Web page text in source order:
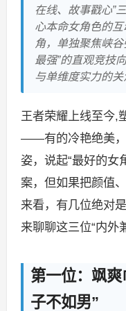
在线、故事戳心”
心本命女角色的
角，单独聚焦峡
最强”的直观竞技
与单维度实力的关
王者荣耀上线至今,
——有的冷艳绝美，
姿，说起“最好的女
案，但如果把颜值
来看，有几位绝对
来聊聊这三位“内外
第一位：飒
子不如男”